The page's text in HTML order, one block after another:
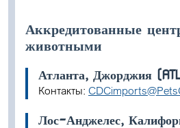
Аккредитованные
животными
Атланта, Джорджия
Контакты:
Лос-Анджелес,